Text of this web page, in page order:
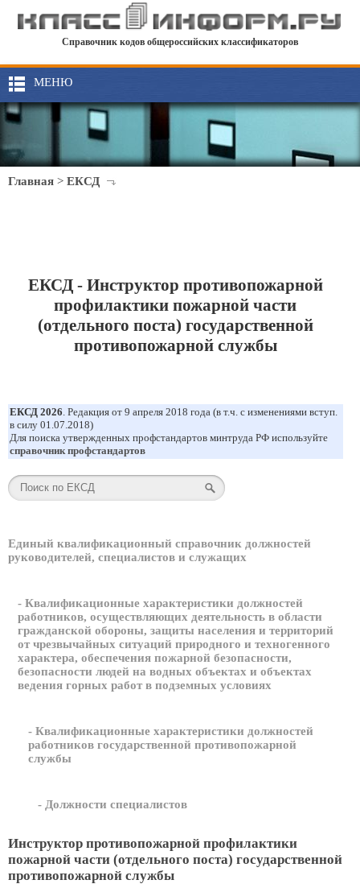
Справочник кодов общероссийских классификаторов
МЕНЮ
Главная > ЕКСД
ЕКСД - Инструктор противопожарной
профилактики пожарной части
(отдельного поста) государственной
противопожарной службы
ЕКСД 2026. Редакция от 9 апреля 2018 года (в т.ч. с изменениями вступ.
в силу 01.07.2018)
Для поиска утвержденных профстандартов минтруда РФ используйте
справочник профстандартов
Единый квалификационный справочник должностей
руководителей, специалистов и служащих
- Квалификационные характеристики должностей
работников, осуществляющих деятельность в области
гражданской обороны, защиты населения и территорий
от чрезвычайных ситуаций природного и техногенного
характера, обеспечения пожарной безопасности,
безопасности людей на водных объектах и объектах
ведения горных работ в подземных условиях
- Квалификационные характеристики должностей
работников государственной противопожарной
службы
- Должности специалистов
Инструктор противопожарной профилактики
пожарной части (отдельного поста) государственной
противопожарной службы